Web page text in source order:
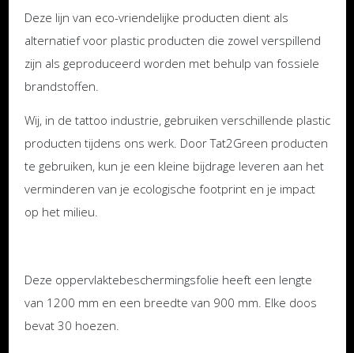
Deze lijn van eco-vriendelijke producten dient als
alternatief voor plastic producten die zowel verspillend
zijn als geproduceerd worden met behulp van fossiele
brandstoffen.
Wij, in de tattoo industrie, gebruiken verschillende plastic
producten tijdens ons werk. Door Tat2Green producten
te gebruiken, kun je een kleine bijdrage leveren aan het
verminderen van je ecologische footprint en je impact
op het milieu.
Deze oppervlaktebeschermingsfolie heeft een lengte
van 1200 mm en een breedte van 900 mm. Elke doos
bevat 30 hoezen.